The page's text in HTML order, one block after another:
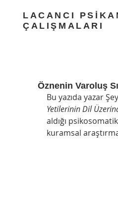
LACANCI
ÇALIŞMALARI
Öznenin Varoluş
Bu yazıda yazar
Yetilerinin Dil
aldığı
kuramsal